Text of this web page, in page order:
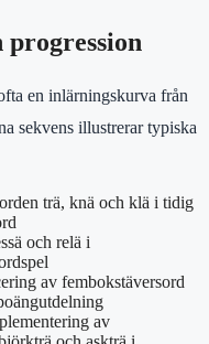
en inlärningskurva från
sekvens illustrerar typiska
trä, knä och klä i tidig
och relä i
av fembokstäversord
av